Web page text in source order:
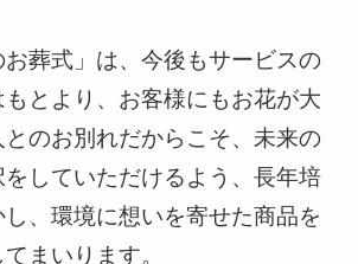
お葬式」は、今後もサービスの
とより、お客様にもお花が大
のお別れだからこそ、未来の
していただけるよう、長年培
、環境に想いを寄せた商品を
まいります。